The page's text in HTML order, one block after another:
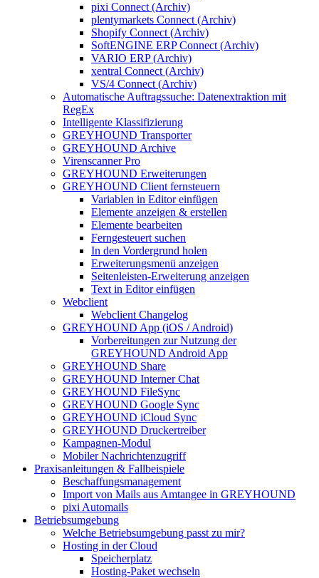
pixi Connect (Archiv)
plentymarkets Connect (Archiv)
Shopify Connect (Archiv)
SoftENGINE ERP Connect (Archiv)
VARIO ERP (Archiv)
xentral Connect (Archiv)
VS/4 Connect (Archiv)
Automatische Auftragssuche: Datenextraktion mit
RegEx
Intelligente Klassifizierung
GREYHOUND Transporter
GREYHOUND Archive
Virenscanner Pro
GREYHOUND Erweiterungen
GREYHOUND Client fernsteuern
Variablen in Editor einfügen
Elemente anzeigen & erstellen
Elemente bearbeiten
Ferngesteuert suchen
In den Vordergrund holen
Erweiterungsmenü anzeigen
Seitenleisten-Erweiterung anzeigen
Text in Editor einfügen
Webclient
Webclient Changelog
GREYHOUND App (iOS / Android)
Vorbereitungen zur Nutzung der
GREYHOUND Android App
GREYHOUND Share
GREYHOUND Interner Chat
GREYHOUND FileSync
GREYHOUND Google Sync
GREYHOUND iCloud Sync
GREYHOUND Druckertreiber
Kampagnen-Modul
Mobiler Nachrichtenzugriff
Praxisanleitungen & Fallbeispiele
Beschaffungsmanagement
Import von Mails aus Amtangee in GREYHOUND
pixi Automails
Betriebsumgebung
Welche Betriebsumgebung passt zu mir?
Hosting in der Cloud
Speicherplatz
Hosting-Paket wechseln